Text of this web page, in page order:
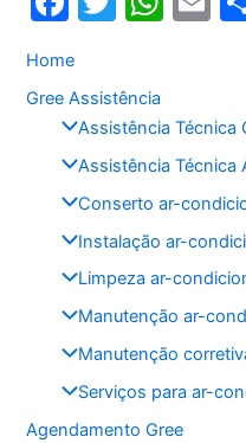
c
e
b
o
o
k
itt
er s
A
p
p
l
Home
Gree Assistência
Assistência Técnica
Assistência Técnica
Conserto ar-
Instalação ar-
Limpeza ar-
Manutenção ar-
Manutenção
Serviços para ar-
Agendamento Gree